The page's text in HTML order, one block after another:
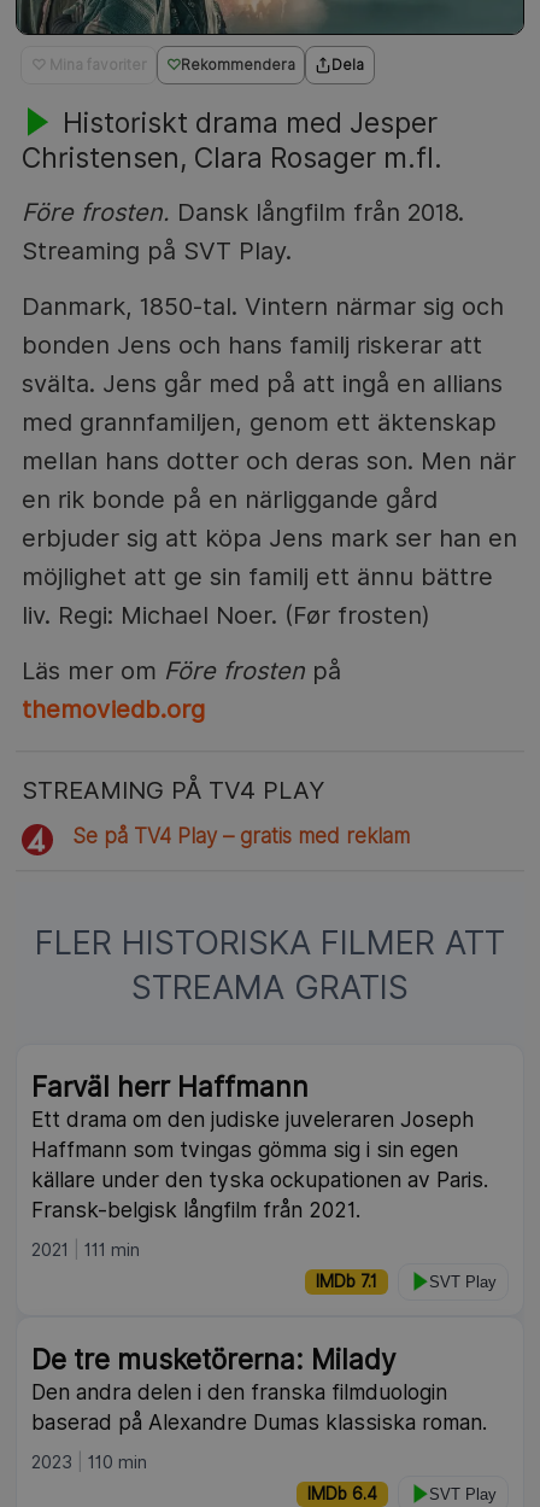
♡ Mina favoriter Rekommendera Dela
Historiskt drama med Jesper
Christensen, Clara Rosager m.fl.
Före frosten. Dansk långfilm från 2018.
Streaming på SVT Play.
Danmark, 1850-tal. Vintern närmar sig och
bonden Jens och hans familj riskerar att
svälta. Jens går med på att ingå en allians
med grannfamiljen, genom ett äktenskap
mellan hans dotter och deras son. Men när
en rik bonde på en närliggande gård
erbjuder sig att köpa Jens mark ser han en
möjlighet att ge sin familj ett ännu bättre
liv. Regi: Michael Noer. (Før frosten)
Läs mer om Före frostenpå
themoviedb.org
STREAMING PÅ TV4 PLAY
Se på TV4 Play – gratis med reklam
FLER HISTORISKA FILMER ATT
STREAMA GRATIS
Farväl herr Haffmann
Ett drama om den judiske juveleraren Joseph
Haffmann som tvingas gömma sig i sin egen
källare under den tyska ockupationen av Paris.
Fransk-belgisk långfilm från 2021.
2021 111 min
IMDb 7.1 SVT Play
De tre musketörerna: Milady
Den andra delen i den franska filmduologin
baserad på Alexandre Dumas klassiska roman.
2023 110 min
IMDb 6.4 SVT Play